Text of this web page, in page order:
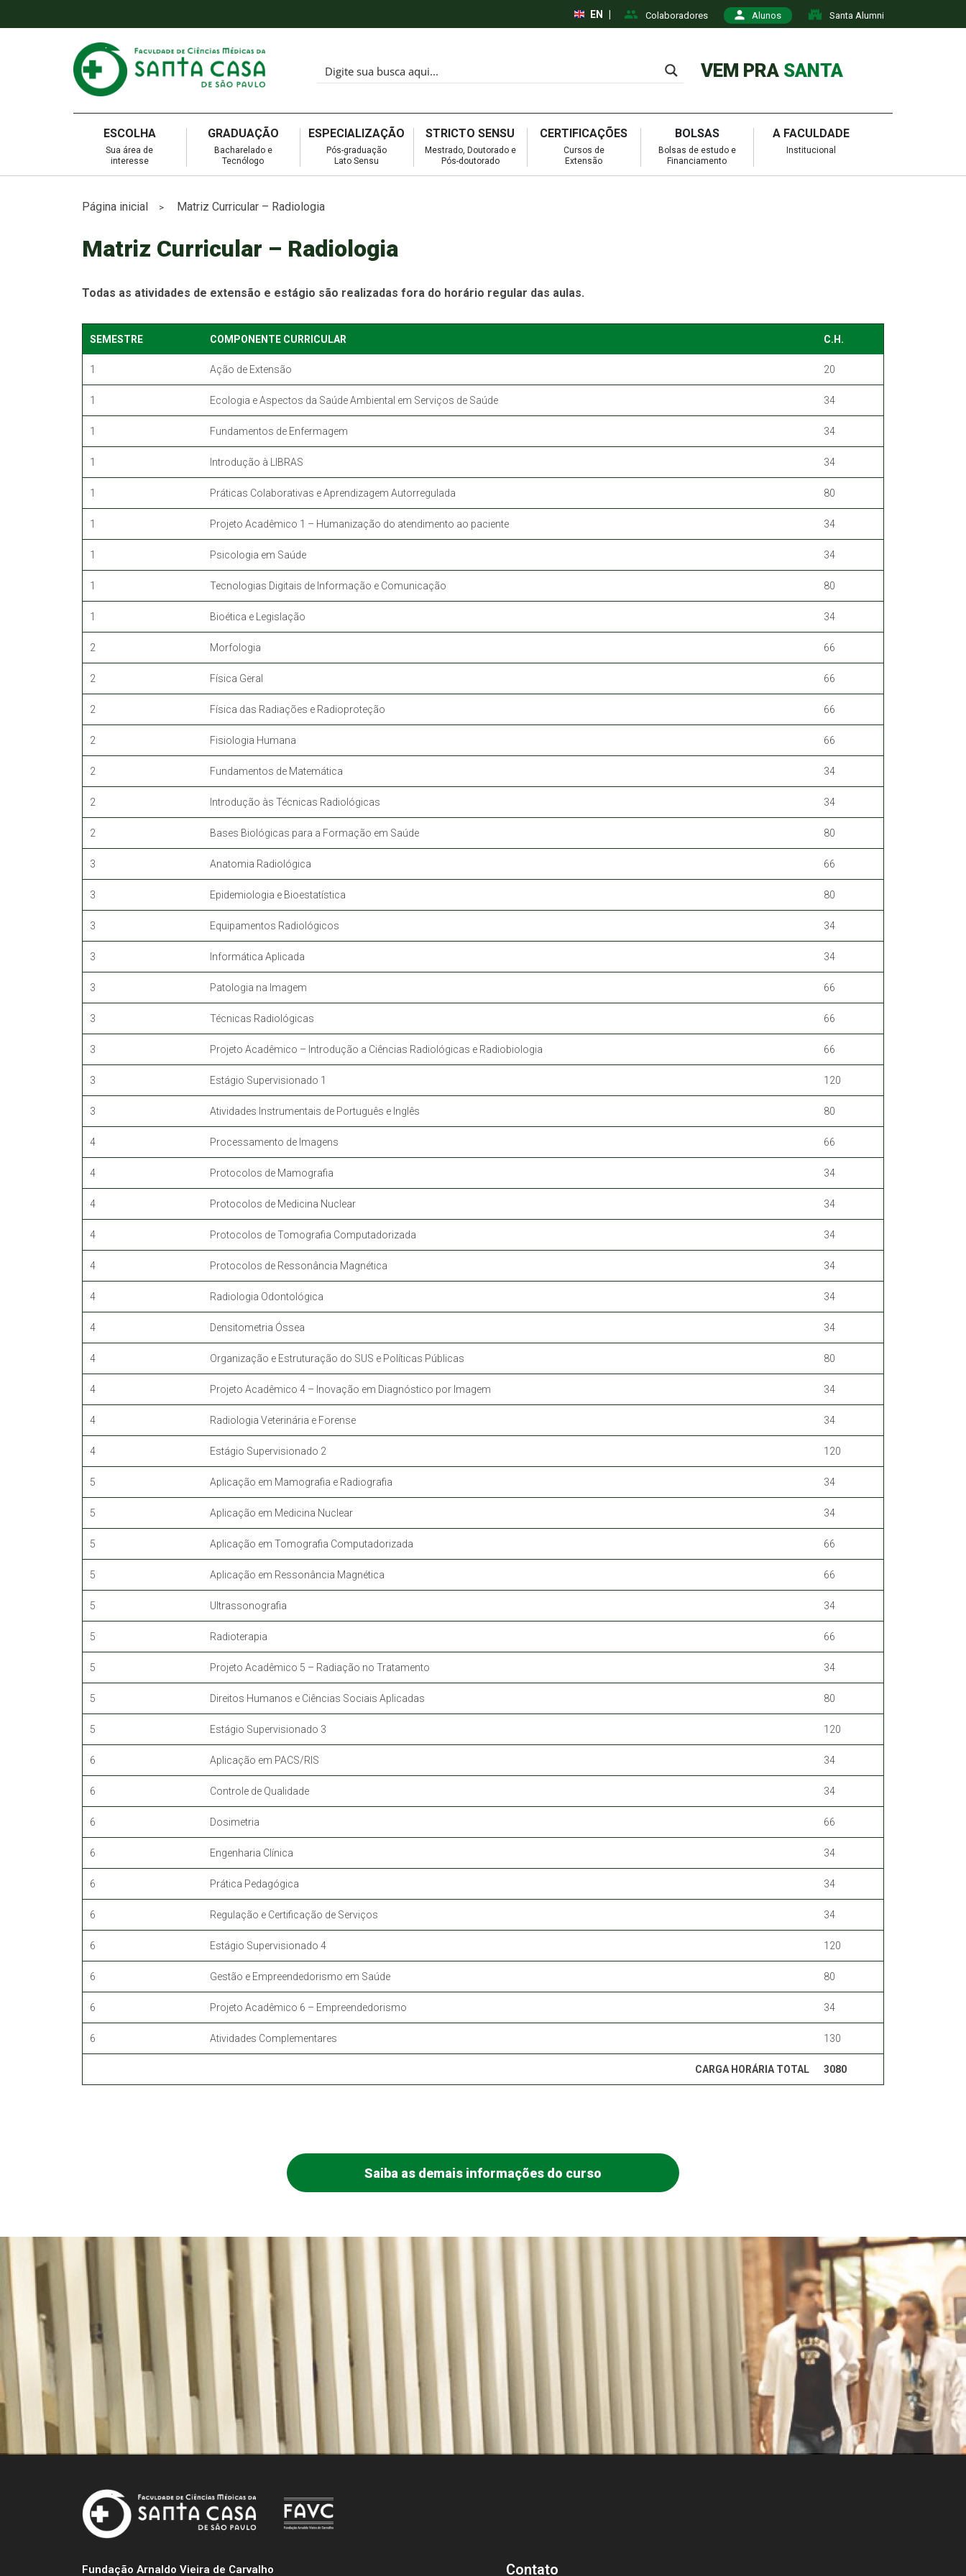
Colaboradores Alunos Santa Alumni
EN
VEM PRA SANTA
ESCOLHA
Sua área de
interesse
GRADUAÇÃO
Bacharelado e
Tecnólogo
ESPECIALIZAÇÃO
Pós-graduação
Lato Sensu
STRICTO SENSU
Mestrado, Doutorado e
Pós-doutorado
CERTIFICAÇÕES
Cursos de
Extensão
BOLSAS
Bolsas de estudo e
Financiamento
A FACULDADE
Institucional
Página inicial > Matriz Curricular – Radiologia
Matriz Curricular – Radiologia
Todas as atividades de extensão e estágio são realizadas fora do horário regular das aulas.
SEMESTRE COMPONENTE CURRICULAR C.H.
1 Ação de Extensão 20
1 Ecologia e Aspectos da Saúde Ambiental em Serviços de Saúde 34
1 Fundamentos de Enfermagem 34
1 Introdução à LIBRAS 34
1 Práticas Colaborativas e Aprendizagem Autorregulada 80
1 Projeto Acadêmico 1 – Humanização do atendimento ao paciente 34
1 Psicologia em Saúde 34
1 Tecnologias Digitais de Informação e Comunicação 80
1 Bioética e Legislação 34
2 Morfologia 66
2 Física Geral 66
2 Física das Radiações e Radioproteção 66
2 Fisiologia Humana 66
2 Fundamentos de Matemática 34
2 Introdução às Técnicas Radiológicas 34
2 Bases Biológicas para a Formação em Saúde 80
3 Anatomia Radiológica 66
3 Epidemiologia e Bioestatística 80
3 Equipamentos Radiológicos 34
3 Informática Aplicada 34
3 Patologia na Imagem 66
3 Técnicas Radiológicas 66
3 Projeto Acadêmico – Introdução a Ciências Radiológicas e Radiobiologia 66
3 Estágio Supervisionado 1 120
3 Atividades Instrumentais de Português e Inglês 80
4 Processamento de Imagens 66
4 Protocolos de Mamografia 34
4 Protocolos de Medicina Nuclear 34
4 Protocolos de Tomografia Computadorizada 34
4 Protocolos de Ressonância Magnética 34
4 Radiologia Odontológica 34
4 Densitometria Óssea 34
4 Organização e Estruturação do SUS e Políticas Públicas 80
4 Projeto Acadêmico 4 – Inovação em Diagnóstico por Imagem 34
4 Radiologia Veterinária e Forense 34
4 Estágio Supervisionado 2 120
5 Aplicação em Mamografia e Radiografia 34
5 Aplicação em Medicina Nuclear 34
5 Aplicação em Tomografia Computadorizada 66
5 Aplicação em Ressonância Magnética 66
5 Ultrassonografia 34
5 Radioterapia 66
5 Projeto Acadêmico 5 – Radiação no Tratamento 34
5 Direitos Humanos e Ciências Sociais Aplicadas 80
5 Estágio Supervisionado 3 120
6 Aplicação em PACS/RIS 34
6 Controle de Qualidade 34
6 Dosimetria 66
6 Engenharia Clínica 34
6 Prática Pedagógica 34
6 Regulação e Certificação de Serviços 34
6 Estágio Supervisionado 4 120
6 Gestão e Empreendedorismo em Saúde 80
6 Projeto Acadêmico 6 – Empreendedorismo 34
6 Atividades Complementares 130
CARGA HORÁRIA TOTAL 3080
Saiba as demais informações do curso
Fundação Arnaldo Vieira de Carvalho Contato